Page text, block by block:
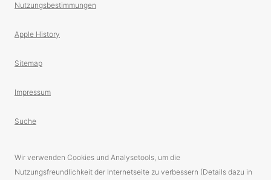
Nutzungsbestimmungen
Apple History
Sitemap
Impressum
Suche
Wir verwenden Cookies und Analysetools, um die
Nutzungsfreundlichkeit der Internetseite zu verbessern (Details dazu in